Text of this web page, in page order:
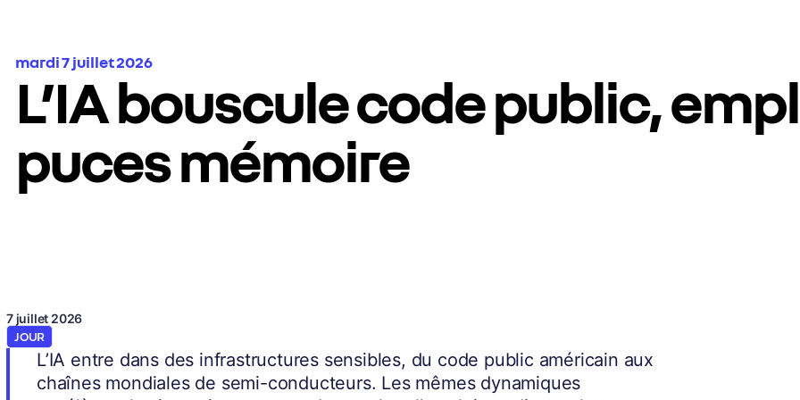
mardi 7 juillet 2026
L’IA bouscule code public,
puces mémoire
JOUR
L’IA entre dans des infrastructures sensibles, du code public américain aux
chaînes mondiales de semi-conducteurs. Les mêmes dynamiques
7 juillet 2026